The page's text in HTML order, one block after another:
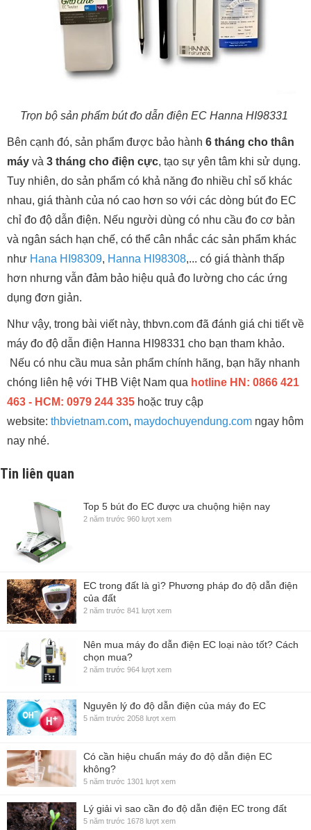
Trọn bộ sản phẩm bút đo dẫn điện EC Hanna HI98331
Bên cạnh đó, sản phẩm được bảo hành 6 tháng cho thân
máy và 3 tháng cho điện cực, tạo sự yên tâm khi sử dụng.
Tuy nhiên, do sản phẩm có khả năng đo nhiều chỉ số khác
nhau, giá thành của nó cao hơn so với các dòng bút đo EC
chỉ đo độ dẫn điện. Nếu người dùng có nhu cầu đo cơ bản
và ngân sách hạn chế, có thể cân nhắc các sản phẩm khác
như Hana HI98309, Hanna HI98308,... có giá thành thấp
hơn nhưng vẫn đảm bảo hiệu quả đo lường cho các ứng
dụng đơn giản.
Như vậy, trong bài viết này, thbvn.com đã đánh giá chi tiết về
máy đo độ dẫn điện Hanna HI98331 cho bạn tham khảo.
Nếu có nhu cầu mua sản phẩm chính hãng, bạn hãy nhanh
chóng liên hệ với THB Việt Nam qua hotline HN: 0866 421
463 - HCM: 0979 244 335 hoặc truy cập
website: thbvietnam.com, maydochuyendung.com ngay hôm
nay nhé.
Tin liên quan
Top 5 bút đo EC được ưa chuộng hiện nay
2 năm trước 960 lượt xem
EC trong đất là gì? Phương pháp đo độ dẫn điện
của đất
2 năm trước 841 lượt xem
Nên mua máy đo dẫn điện EC loại nào tốt? Cách
chọn mua?
2 năm trước 964 lượt xem
Nguyên lý đo độ dẫn điện của máy đo EC
5 năm trước 2058 lượt xem
Có cần hiệu chuẩn máy đo độ dẫn điện EC
không?
5 năm trước 1301 lượt xem
Lý giải vì sao cần đo độ dẫn điện EC trong đất
5 năm trước 1678 lượt xem